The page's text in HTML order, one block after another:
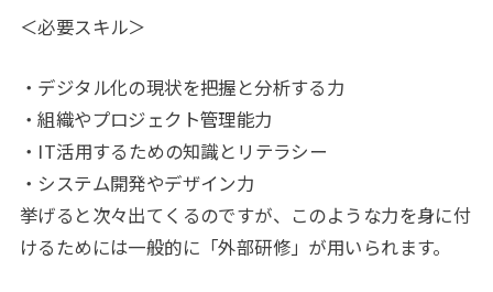
＜必要スキル＞
・デジタル化の現状を把握と分析する力
・組織やプロジェクト管理能力
・IT活用するための知識とリテラシー
・システム開発やデザイン力
挙げると次々出てくるのですが、このような力を身に付
けるためには一般的に「外部研修」が用いられます。